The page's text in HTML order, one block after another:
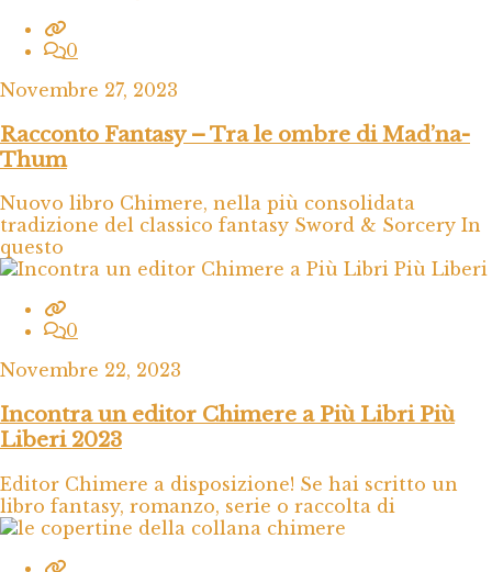
0
Novembre 27, 2023
Racconto Fantasy – Tra le ombre di Mad’na-
Thum
Nuovo libro Chimere, nella più consolidata
tradizione del classico fantasy Sword & Sorcery In
questo
0
Novembre 22, 2023
Incontra un editor Chimere a Più Libri Più
Liberi 2023
Editor Chimere a disposizione! Se hai scritto un
libro fantasy, romanzo, serie o raccolta di